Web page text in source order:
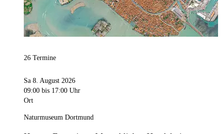
26 Termine
Sa 8. August 2026
09:00 bis 17:00 Uhr
Ort
Naturmuseum Dortmund